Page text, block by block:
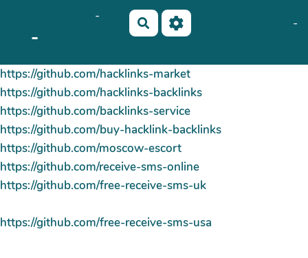
Aller au contenu principal
-
- Rechercher
-
https://github.com/hacklinks-market
https://github.com/hacklinks-backlinks
https://github.com/backlinks-service
https://github.com/buy-hacklink-backlinks
https://github.com/moscow-escort
https://github.com/receive-sms-online
https://github.com/free-receive-sms-uk
https://github.com/free-receive-sms-usa